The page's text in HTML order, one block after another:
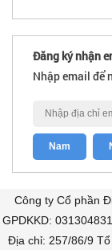
Đăng ký nhận
Nhập email để
Công ty Cổ phần
GPDKKD:
Địa chỉ: 257/86/9